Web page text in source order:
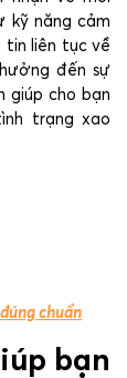
kỹ năng cảm
tin liên tục về
đến sự
giúp cho bạn
trạng xao
chuẩn
bạn